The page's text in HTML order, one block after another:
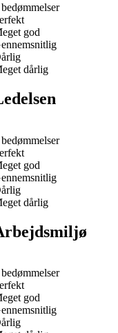
god
dårlig
god
dårlig
god